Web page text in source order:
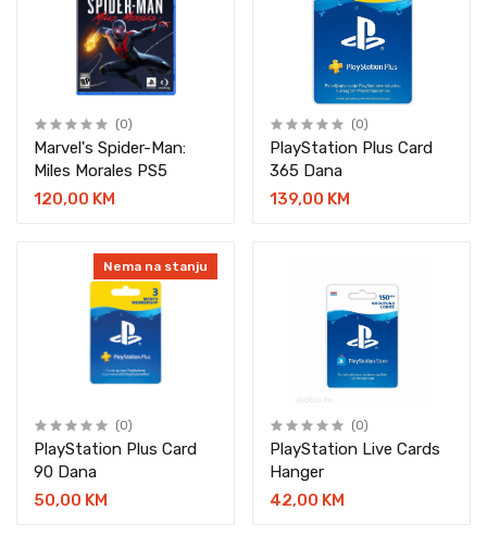
(0)
Marvel's Spider-Man:
Miles Morales PS5
120,00 KM
(0)
PlayStation Plus Card
365 Dana
139,00 KM
Nema na stanju
(0)
PlayStation Plus Card
90 Dana
50,00 KM
(0)
PlayStation Live Cards
Hanger
42,00 KM